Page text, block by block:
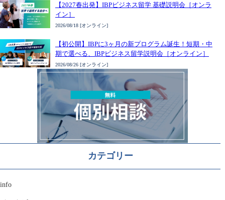
【2027春出発】IBPビジネス留学 基礎説明会［オンラ
イン］
2026/08/18 [オンライン]
【初公開】IBPに3ヶ月の新プログラム誕生！短期・中
期で選べる、IBPビジネス留学説明会［オンライン］
2026/08/26 [オンライン]
カテゴリー
info